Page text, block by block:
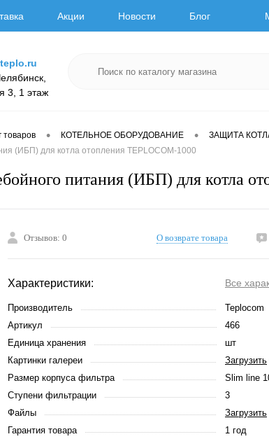
Акции Новости Блог
3, 1 этаж
товаров • КОТЕЛЬНОЕ ОБОРУДОВАНИЕ • ЗАЩИТА
(ИБП) для котла отопления TEPLOCOM-1000
питания (ИБП) для котла
Отзывов: 0 О возврате товара
Характеристики: Все
Производитель
Teplocom
Артикул
466
Единица хранения
шт
Картинки галереи
Загрузить
Размер корпуса фильтра
Slim line
Ступени фильтрации
3
Файлы
Загрузить
Гарантия товара
1 год